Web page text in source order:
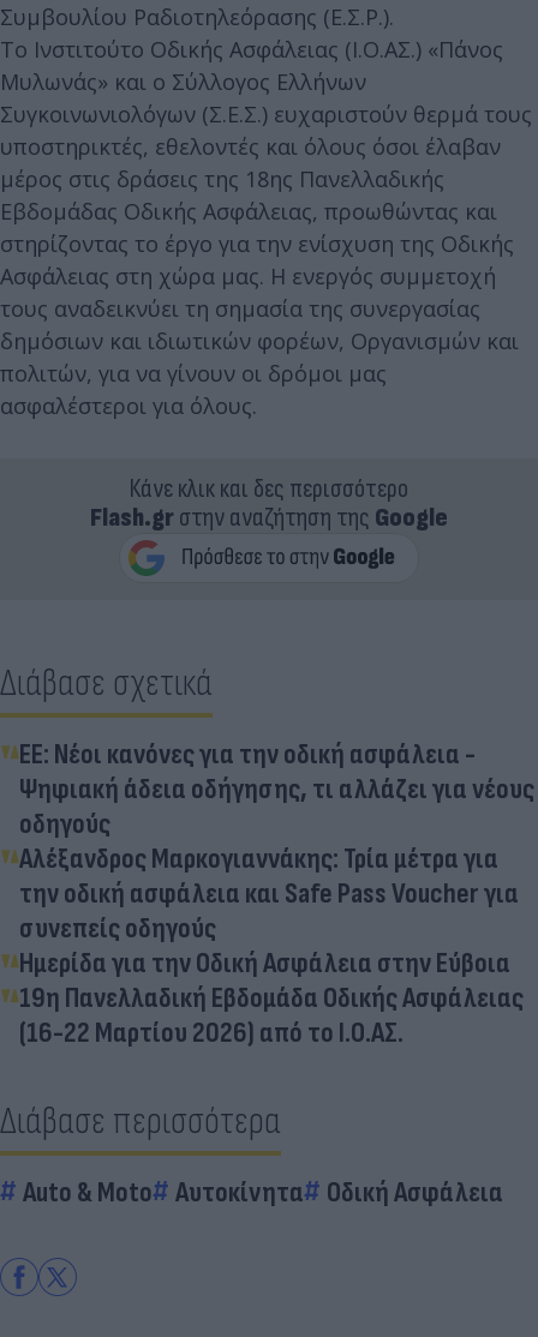
Συμβουλίου Ραδιοτηλεόρασης (Ε.Σ.Ρ.).
Το Ινστιτούτο Οδικής Ασφάλειας (Ι.Ο.ΑΣ.) «Πάνος
Μυλωνάς» και ο Σύλλογος Ελλήνων
Συγκοινωνιολόγων (Σ.Ε.Σ.) ευχαριστούν θερμά τους
υποστηρικτές, εθελοντές και όλους όσοι έλαβαν
μέρος στις δράσεις της 18ης Πανελλαδικής
Εβδομάδας Οδικής Ασφάλειας, προωθώντας και
στηρίζοντας το έργο για την ενίσχυση της Οδικής
Ασφάλειας στη χώρα μας. Η ενεργός συμμετοχή
τους αναδεικνύει τη σημασία της συνεργασίας
δημόσιων και ιδιωτικών φορέων, Οργανισμών και
πολιτών, για να γίνουν οι δρόμοι μας
ασφαλέστεροι για όλους.
Κάνε κλικ και δες περισσότερο
Flash.grστην αναζήτηση της Google
Διάβασε σχετικά
ΕΕ: Νέοι κανόνες για την οδική ασφάλεια -
Ψηφιακή άδεια οδήγησης, τι αλλάζει για νέους
οδηγούς
Αλέξανδρος Μαρκογιαννάκης: Τρία μέτρα για
την οδική ασφάλεια και Safe Pass Voucher για
συνεπείς οδηγούς
Ημερίδα για την Οδική Ασφάλεια στην Εύβοια
19η Πανελλαδική Εβδομάδα Οδικής Ασφάλειας
(16-22 Μαρτίου 2026) από το Ι.Ο.ΑΣ.
Διάβασε περισσότερα
Auto & Moto Αυτοκίνητα Οδική Ασφάλεια